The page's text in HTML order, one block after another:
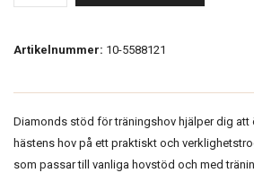
Artikelnummer: 10-5588121
Diamonds stöd för träningshov hjälper dig att
hästens hov på ett praktiskt och
som passar till vanliga hovstöd och med